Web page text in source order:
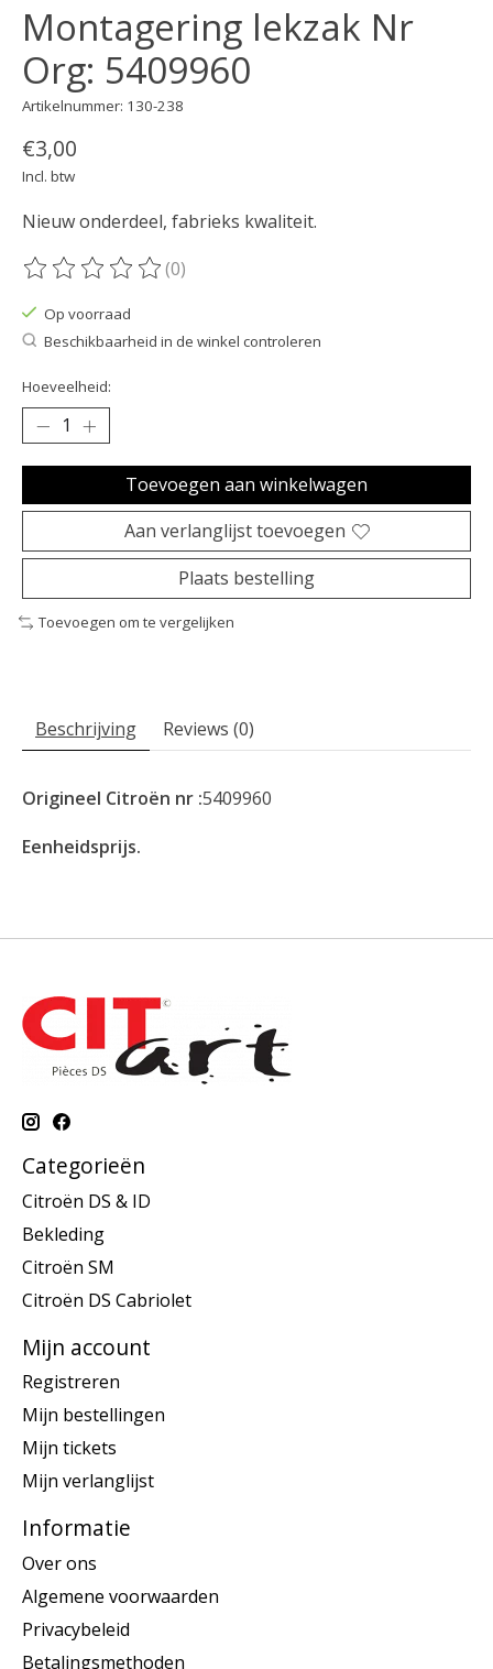
Montagering lekzak Nr
Org: 5409960
Artikelnummer: 130-238
€3,00
Incl. btw
Nieuw onderdeel, fabrieks kwaliteit.
De beoordeling van dit product is
(0)
Op voorraad
Beschikbaarheid in de winkel controleren
Hoeveelheid:
Toevoegen aan winkelwagen
Aan verlanglijst toevoegen
Plaats bestelling
Toevoegen om te vergelijken
Beschrijving Reviews (0)
Origineel Citroën nr :5409960
Eenheidsprijs.
Categorieën
Citroën DS & ID
Bekleding
Citroën SM
Citroën DS Cabriolet
Mijn account
Registreren
Mijn bestellingen
Mijn tickets
Mijn verlanglijst
Informatie
Over ons
Algemene voorwaarden
Privacybeleid
Betalingsmethoden